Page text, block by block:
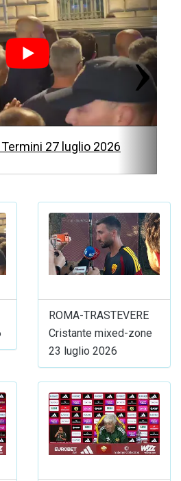
Termini 27 luglio 2026
x
t
ROMA-TRASTEVERE
Cristante mixed-zone
23 luglio 2026